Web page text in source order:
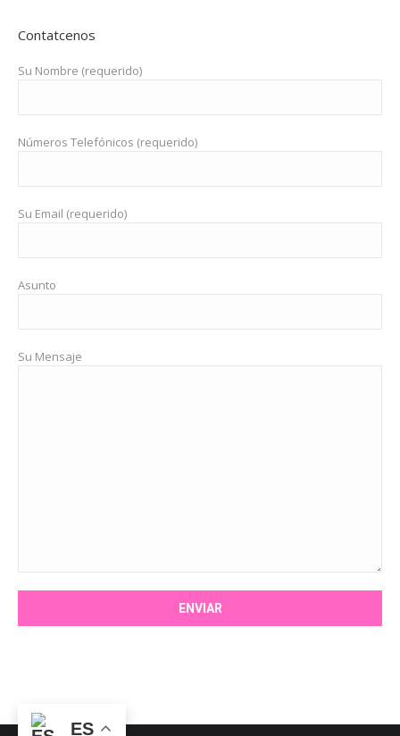
Contatcenos
Su Nombre (requerido)
Números Telefónicos (requerido)
Su Email (requerido)
Asunto
Su Mensaje
ES